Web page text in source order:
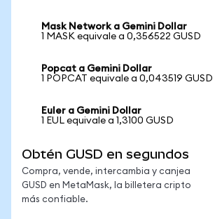
Mask Network a Gemini Dollar
1 MASK equivale a 0,356522 GUSD
Popcat a Gemini Dollar
1 POPCAT equivale a 0,043519 GUSD
Euler a Gemini Dollar
1 EUL equivale a 1,3100 GUSD
Obtén GUSD en segundos
Compra, vende, intercambia y canjea
GUSD en MetaMask, la billetera cripto
más confiable.